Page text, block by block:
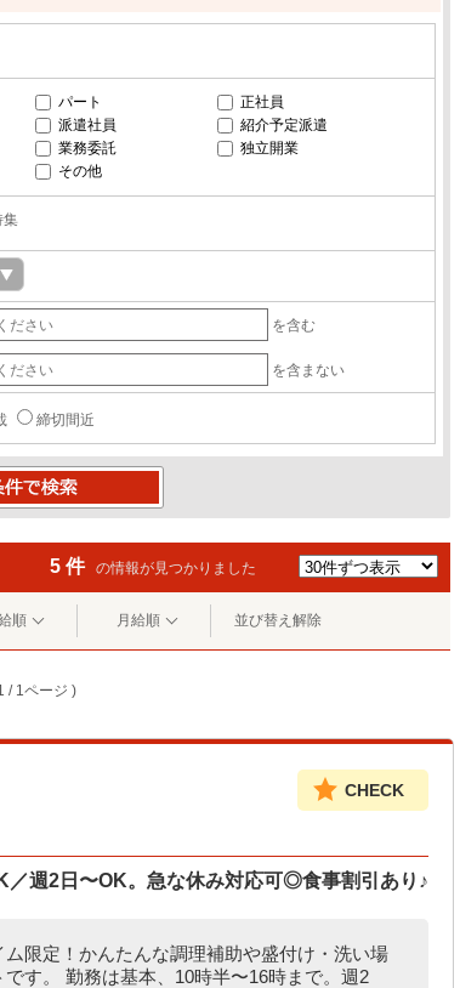
パート
正社員
派遣社員
紹介予定派遣
業務委託
独立開業
その他
集
を含む
を含まない
締切間近
5 件 の情報が見つかりました
順 月給順 並び替え解除
/ 1ページ )
CHECK
／週2日〜OK。急な休み対応可◎食事割引あり♪
ム限定！かんたんな調理補助や盛付け・洗い場
です。 勤務は基本、10時半〜16時まで。週2